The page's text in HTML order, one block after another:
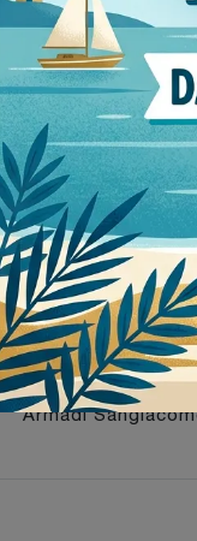
opaco49
Voghera118
Armadi